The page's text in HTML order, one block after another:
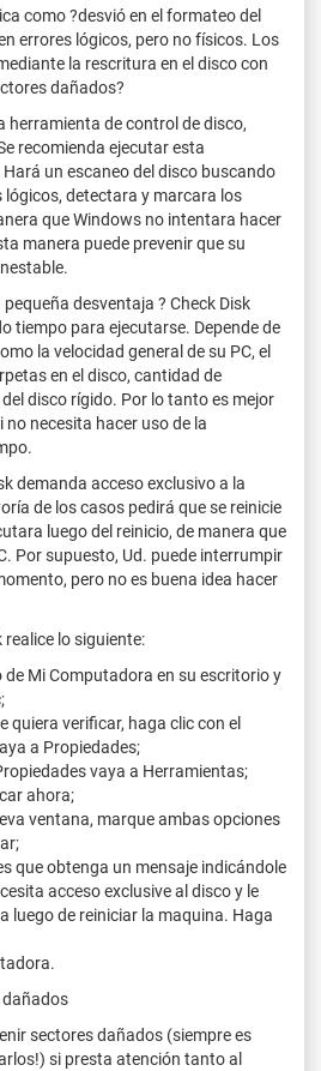
como ?desvió en el formateo del
errores lógicos, pero no físicos. Los
la rescritura en el disco con
dañados?
herramienta de control de disco,
recomienda ejecutar esta
un escaneo del disco buscando
lógicos, detectara y marcara los
que Windows no intentara hacer
manera puede prevenir que su
desventaja ? Check Disk
tiempo para ejecutarse. Depende de
la velocidad general de su PC, el
en el disco, cantidad de
disco rígido. Por lo tanto es mejor
no necesita hacer uso de la
demanda acceso exclusivo a la
de los casos pedirá que se reinicie
luego del reinicio, de manera que
Por supuesto, Ud. puede interrumpir
pero no es buena idea hacer
realice lo siguiente:
de Mi Computadora en su escritorio y
quiera verificar, haga clic con el
a Propiedades;
vaya a Herramientas;
ahora;
ventana, marque ambas opciones
que obtenga un mensaje indicándole
acceso exclusive al disco y le
luego de reiniciar la maquina. Haga
dañados
sectores dañados (siempre es
si presta atención tanto al